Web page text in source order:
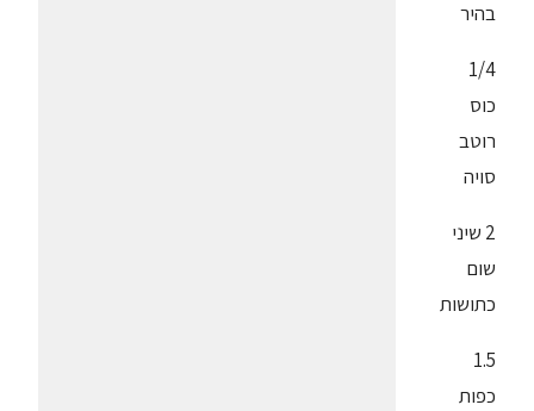
בהיר
1/4
כוס
רוטב
סויה
2 שיני
שום
כתושות
1.5
כפות